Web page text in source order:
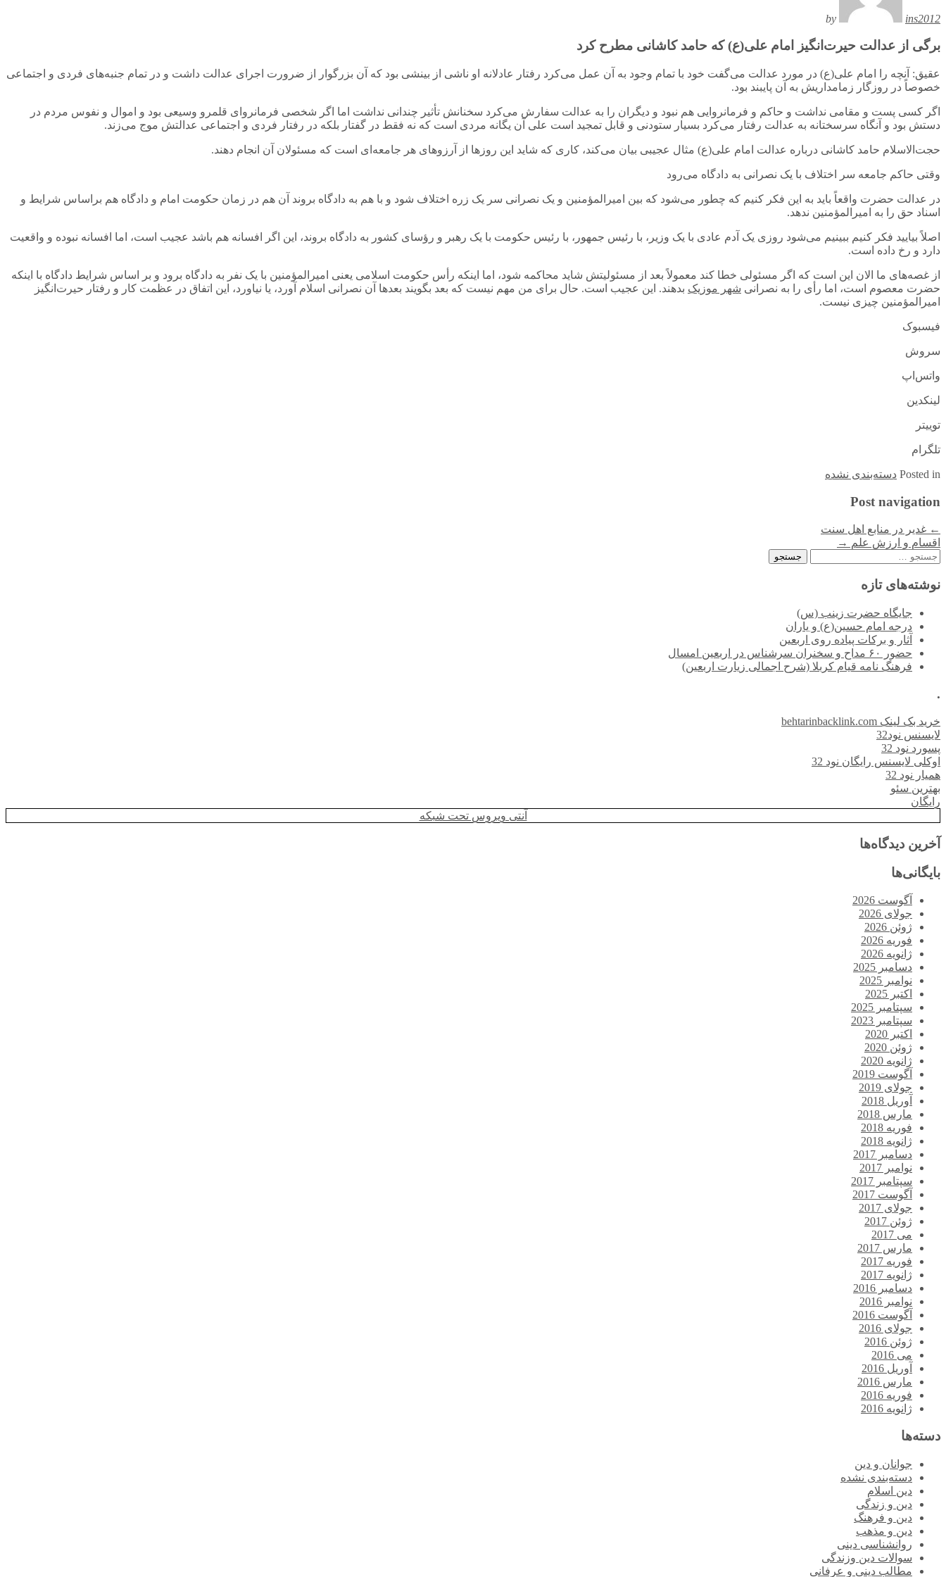
by ins2012
برگی از عدالت حیرت‌انگیز امام علی(ع) که حامد کاشانی مطرح کرد
عقیق: آنچه را امام علی(ع) در مورد عدالت می‌گفت خود با تمام وجود به آن عمل می‌کرد رفتار عادلانه او ناشی از بینشی بود که آن بزرگوار از ضرورت اجرای عدالت داشت و در تمام جنبه‌های فردی و اجتماعی
خصوصاً در روزگار زمامداریش به آن پایبند بود.
اگر کسی پست و مقامی نداشت و حاکم و فرمانروایی هم نبود و دیگران را به عدالت سفارش می‌کرد سخنانش تأثیر چندانی نداشت اما اگر شخصی فرمانروای قلمرو وسیعی بود و اموال و نفوس مردم در
دستش بود و آنگاه سرسختانه به عدالت رفتار می‌کرد بسیار ستودنی و قابل تمجید است علی آن یگانه مردی است که نه فقط در گفتار بلکه در رفتار فردی و اجتماعی عدالتش موج می‌زند.
حجت‌الاسلام حامد کاشانی درباره عدالت امام علی(ع) مثال عجیبی بیان می‌کند، کاری که شاید این روزها از آرزوهای هر جامعه‌ای است که مسئولان آن انجام دهند.
وقتی حاکم جامعه سر اختلاف با یک نصرانی به دادگاه می‌رود
در عدالت حضرت واقعاً باید به این فکر کنیم که چطور می‌شود که بین امیرالمؤمنین و یک نصرانی سر یک زره اختلاف شود و با هم به دادگاه بروند آن هم در زمان حکومت امام و دادگاه هم براساس شرایط و
اسناد حق را به امیرالمؤمنین ندهد.
اصلاً بیایید فکر کنیم ببینیم می‌شود روزی یک آدم عادی با یک وزیر، با رئیس جمهور، با رئیس حکومت با یک رهبر و رؤسای کشور به دادگاه بروند، این اگر افسانه هم باشد عجیب است، اما افسانه نبوده و واقعیت
دارد و رخ داده است.
از غصه‌های ما الان این است که اگر مسئولی خطا کند معمولاً بعد از مسئولیتش شاید محاکمه شود، اما اینکه رأس حکومت اسلامی یعنی امیرالمؤمنین با یک نفر به دادگاه برود و بر اساس شرایط دادگاه با اینکه
حضرت معصوم است، اما رأی را به نصرانی شهر موزیک بدهند. این عجیب است. حال برای من مهم نیست که بعد بگویند بعدها آن نصرانی اسلام آورد، یا نیاورد، این اتفاق در عظمت کار و رفتار حیرت‌انگیز
امیرالمؤمنین چیزی نیست.
فیسبوک
سروش
واتس‌اپ
لینکدین
توییتر
تلگرام
Posted in دسته‌بندی نشده
Post navigation
← غدیر در منابع اهل سنت
اقسام و ارزش علم →
جستجو
نوشته‌های تازه
جایگاه حضرت زینب (س)
درجه امام حسین(ع) و یاران
آثار و برکات پیاده روی اربعین
حضور ۶۰ مداح و سخنران سرشناس در اربعین امسال
فرهنگ نامه قیام کربلا (شرح اجمالی زیارت اربعین)
.
خرید بک لینک behtarinbacklink.com
لایسنس نود32
پسورد نود 32
اوکلی لایسنس رایگان نود 32
همیار نود 32
بهترین سئو
رایگان
آنتی ویروس تحت شبکه
آخرین دیدگاه‌ها
بایگانی‌ها
آگوست 2026
جولای 2026
ژوئن 2026
فوریه 2026
ژانویه 2026
دسامبر 2025
نوامبر 2025
اکتبر 2025
سپتامبر 2025
سپتامبر 2023
اکتبر 2020
ژوئن 2020
ژانویه 2020
آگوست 2019
جولای 2019
آوریل 2018
مارس 2018
فوریه 2018
ژانویه 2018
دسامبر 2017
نوامبر 2017
سپتامبر 2017
آگوست 2017
جولای 2017
ژوئن 2017
می 2017
مارس 2017
فوریه 2017
ژانویه 2017
دسامبر 2016
نوامبر 2016
آگوست 2016
جولای 2016
ژوئن 2016
می 2016
آوریل 2016
مارس 2016
فوریه 2016
ژانویه 2016
دسته‌ها
جوانان و دین
دسته‌بندی نشده
دین اسلام
دین و زندگی
دین و فرهنگ
دین و مذهب
روانشناسی دینی
سوالات دین وزندگی
مطالب دینی و عرفانی